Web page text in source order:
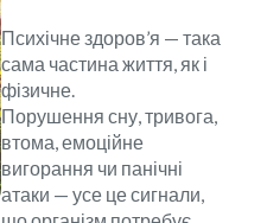
Психічне здоров’я — така
сама частина життя, як і
фізичне.
Порушення сну, тривога,
втома, емоційне
вигорання чи панічні
атаки — усе це сигнали,